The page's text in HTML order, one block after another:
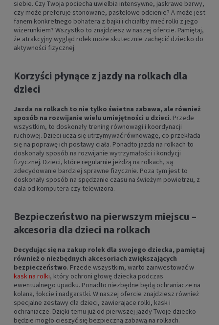
siebie. Czy Twoja pociecha uwielbia intensywne, jaskrawe barwy,
czy może preferuje stonowane, pastelowe odcienie? A może jest
fanem konkretnego bohatera z bajki i chciałby mieć rolki z jego
wizerunkiem? Wszystko to znajdziesz w naszej ofercie. Pamiętaj,
że atrakcyjny wygląd rolek może skutecznie zachęcić dziecko do
aktywności fizycznej.
Korzyści płynące z jazdy na rolkach dla
dzieci
Jazda na rolkach to nie tylko świetna zabawa, ale również
sposób na rozwijanie wielu umiejętności u dzieci. Przede
wszystkim, to doskonały trening równowagi i koordynacji
ruchowej. Dzieci uczą się utrzymywać równowagę, co przekłada
się na poprawę ich postawy ciała. Ponadto jazda na rolkach to
doskonały sposób na rozwijanie wytrzymałości i kondycji
fizycznej. Dzieci, które regularnie jeżdżą na rolkach, są
zdecydowanie bardziej sprawne fizycznie. Poza tym jest to
doskonały sposób na spędzanie czasu na świeżym powietrzu, z
dala od komputera czy telewizora.
Bezpieczeństwo na pierwszym miejscu –
akcesoria dla dzieci na rolkach
Decydując się na zakup rolek dla swojego dziecka, pamiętaj
również o niezbędnych akcesoriach zwiększających
bezpieczeństwo. Przede wszystkim, warto zainwestować w
kask na rolki, który ochroni głowę dziecka podczas
ewentualnego upadku. Ponadto niezbędne będą ochraniacze na
kolana, łokcie i nadgarstki. W naszej ofercie znajdziesz również
specjalne zestawy dla dzieci, zawierające rolki, kask i
ochraniacze. Dzięki temu już od pierwszej jazdy Twoje dziecko
będzie mogło cieszyć się bezpieczną zabawą na rolkach.